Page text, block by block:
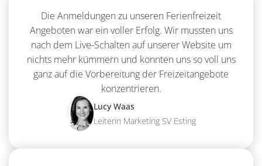
Die Anmeldungen zu unseren Ferienfreizeit
Angeboten war ein voller Erfolg. Wir mussten uns
nach dem Live-Schalten auf unserer Website um
nichts mehr kümmern und konnten uns so voll uns
ganz auf die Vorbereitung der Freizeitangebote
konzentrieren.
Lucy Waas
Leiterin Marketing SV Esting